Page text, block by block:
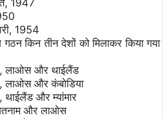
1954
किन तीन देशों को मिलाकर किया गया
लाओस और थाईलैंड
लाओस और कंबोडिया
थाईलैंड और म्यांमार
और लाओस